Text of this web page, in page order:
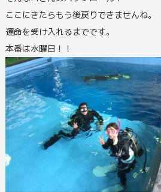
ここにきたらもう後戻りできませんね。
運命を受け入れるまでです。
本番は水曜日！！